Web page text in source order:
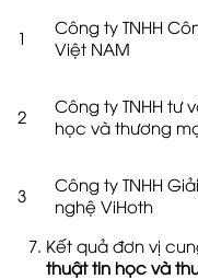
1
Công ty TNHH
Việt NAM
2
Công ty TNHH tư
học và thương
3
Công ty TNHH
nghệ ViHoth
Kết quả đơn vị
thuật tin học và